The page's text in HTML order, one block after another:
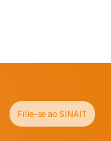
Filie-se ao SINAIT